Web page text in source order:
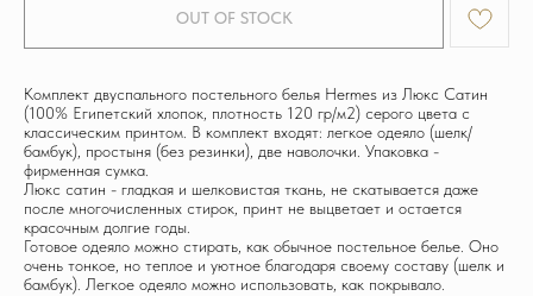
OUT OF STOCK
Комплект двуспального постельного белья Hermes из Люкс Сатин
(100% Египетский хлопок, плотность 120 гр/м2) серого цвета с
классическим принтом. В комплект входят: легкое одеяло (шелк/
бамбук), простыня (без резинки), две наволочки. Упаковка -
фирменная сумка.
Люкс сатин - гладкая и шелковистая ткань, не скатывается даже
после многочисленных стирок, принт не выцветает и остается
красочным долгие годы.
Готовое одеяло можно стирать, как обычное постельное белье. Оно
очень тонкое, но теплое и уютное благодаря своему составу (шелк и
бамбук). Легкое одеяло можно использовать, как покрывало.